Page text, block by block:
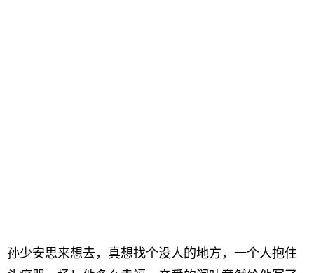
孙少安思来想去，真想找个没人的地方，一个人抱住